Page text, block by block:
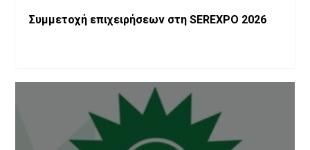
Συμμετοχή επιχειρήσεων στη SEREXPO 2026